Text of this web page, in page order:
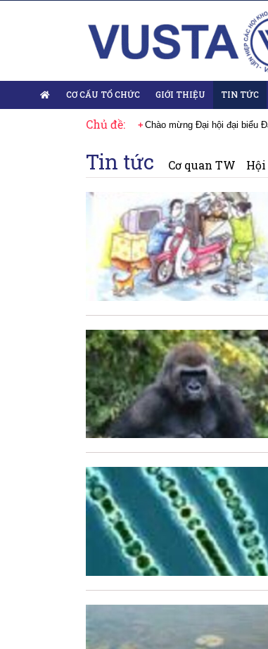
CƠ CẤU TỔ CHỨC GIỚI THIỆU TIN TỨC
Chủ đề:
lần thứ XIV của Đảng Chào mừng Đại hội đại biểu Đảng
Tin tức Cơ quan TW